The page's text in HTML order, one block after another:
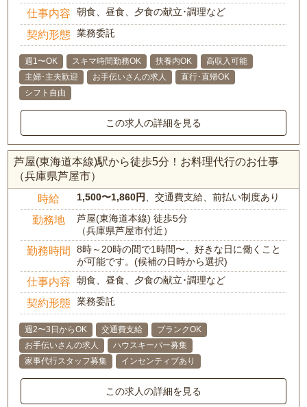
仕事内容 朝食、昼食、夕食の献立･調理など
契約形態 業務委託
週1〜OK スキマ時間勤務OK 扶養内OK
高収入可能
主婦･主夫歓迎
お手伝いさんの求人
直行･直帰OK
シフト自由
この求人の詳細を見る
芦屋(東海道本線)駅から徒歩5分！お料理代行のお仕事
（兵庫県芦屋市）
時給 1,500〜1,860円 、交通費支給、前払い制度あり
勤務地
芦屋(東海道本線) 徒歩5分
（兵庫県芦屋市付近）
勤務時間
8時～20時の間で1時間〜、好きな日に働くこと
が可能です。(候補の日時から選択)
仕事内容 朝食、昼食、夕食の献立･調理など
契約形態 業務委託
週2〜3日からOK 交通費支給
ブランクOK
お手伝いさんの求人
ハウスキーパー募集
家事代行スタッフ募集
インセンティブあり
この求人の詳細を見る